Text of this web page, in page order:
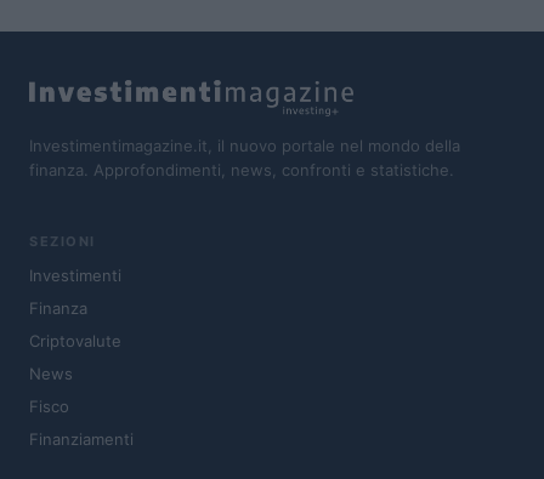
Investimentimagazine.it, il nuovo portale nel mondo della
finanza. Approfondimenti, news, confronti e statistiche.
SEZIONI
Investimenti
Finanza
Criptovalute
News
Fisco
Finanziamenti